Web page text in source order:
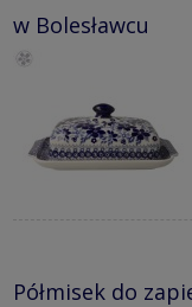
w Bolesławcu
Półmisek do